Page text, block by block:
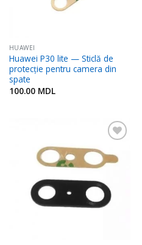
HUAWEI
Huawei P30 lite — Sticlă de
protecție pentru camera din
spate
100.00 MDL
Adaugă
în
Favorite